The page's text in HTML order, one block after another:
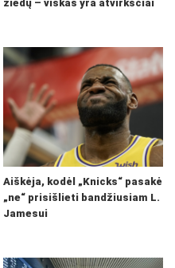
žiedų – viskas yra atvirkščiai
Aiškėja, kodėl „Knicks“ pasakė
„ne“ prisišlieti bandžiusiam L.
Jamesui